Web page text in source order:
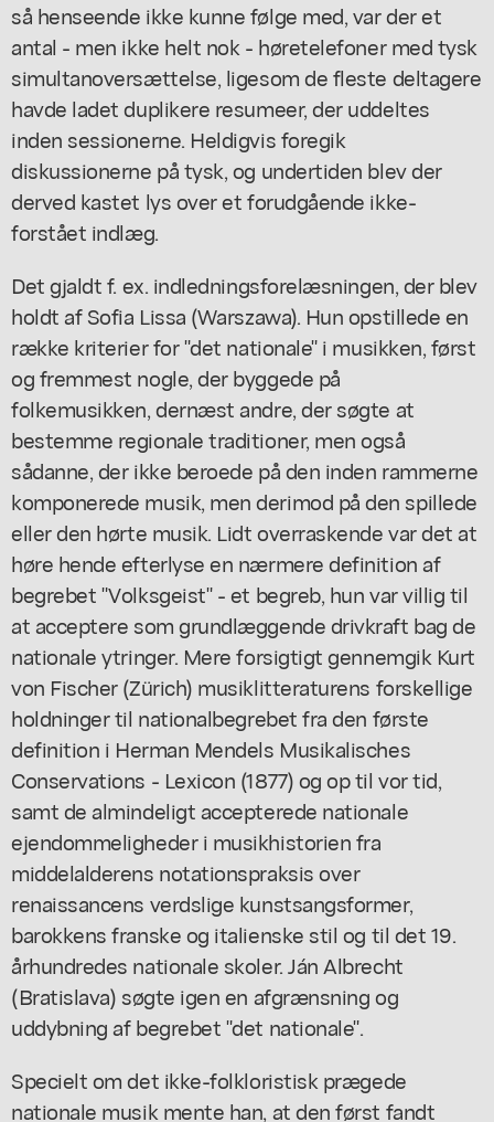
så henseende ikke kunne følge med, var der et
antal - men ikke helt nok - høretelefoner med tysk
simultanoversættelse, ligesom de fleste deltagere
havde ladet duplikere resumeer, der uddeltes
inden sessionerne. Heldigvis foregik
diskussionerne på tysk, og undertiden blev der
derved kastet lys over et forudgående ikke-
forstået indlæg.
Det gjaldt f. ex. indledningsforelæsningen, der blev
holdt af Sofia Lissa (Warszawa). Hun opstillede en
række kriterier for "det nationale" i musikken, først
og fremmest nogle, der byggede på
folkemusikken, dernæst andre, der søgte at
bestemme regionale traditioner, men også
sådanne, der ikke beroede på den inden rammerne
komponerede musik, men derimod på den spillede
eller den hørte musik. Lidt overraskende var det at
høre hende efterlyse en nærmere definition af
begrebet "Volksgeist" - et begreb, hun var villig til
at acceptere som grundlæggende drivkraft bag de
nationale ytringer. Mere forsigtigt gennemgik Kurt
von Fischer (Zürich) musiklitteraturens forskellige
holdninger til nationalbegrebet fra den første
definition i Herman Mendels Musikalisches
Conservations - Lexicon (1877) og op til vor tid,
samt de almindeligt accepterede nationale
ejendommeligheder i musikhistorien fra
middelalderens notationspraksis over
renaissancens verdslige kunstsangsformer,
barokkens franske og italienske stil og til det 19.
århundredes nationale skoler. Ján Albrecht
(Bratislava) søgte igen en afgrænsning og
uddybning af begrebet "det nationale".
Specielt om det ikke-folkloristisk prægede
nationale musik mente han, at den først fandt